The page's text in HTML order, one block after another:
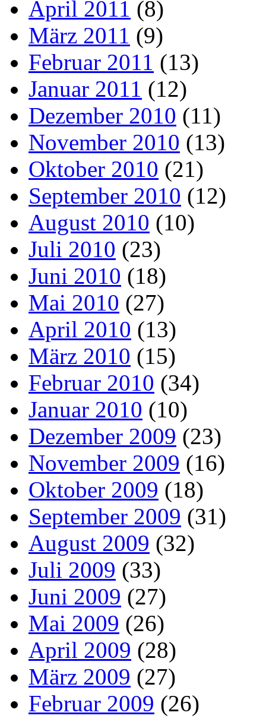
April 2011 (8)
März 2011 (9)
Februar 2011 (13)
Januar 2011 (12)
Dezember 2010 (11)
November 2010 (13)
Oktober 2010 (21)
September 2010 (12)
August 2010 (10)
Juli 2010 (23)
Juni 2010 (18)
Mai 2010 (27)
April 2010 (13)
März 2010 (15)
Februar 2010 (34)
Januar 2010 (10)
Dezember 2009 (23)
November 2009 (16)
Oktober 2009 (18)
September 2009 (31)
August 2009 (32)
Juli 2009 (33)
Juni 2009 (27)
Mai 2009 (26)
April 2009 (28)
März 2009 (27)
Februar 2009 (26)